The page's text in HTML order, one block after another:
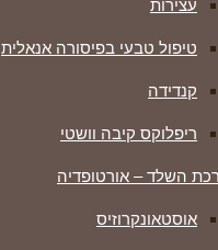
עצירות
טיפול טבעי בפיסורה אנאלית
קנדידה
ריפלוקס קיבה וושטי
השלד – אורטופדיה
אוסטאונקרוזיס